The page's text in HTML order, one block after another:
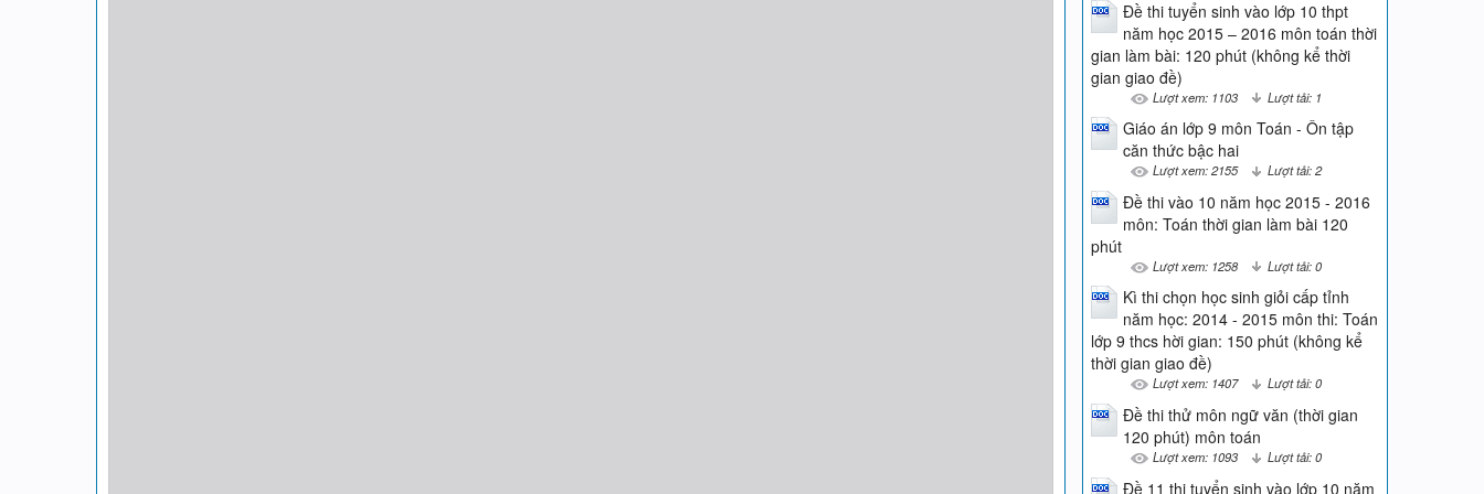
Đề thi tuyển sinh vào lớp 10 thpt
năm học 2015 – 2016 môn toán thời
gian làm bài: 120 phút (không kể thời
gian giao đề)
Lượt xem: 1103 Lượt tải: 1
Giáo án lớp 9 môn Toán - Ôn tập
căn thức bậc hai
Lượt xem: 2155 Lượt tải: 2
Đề thi vào 10 năm học 2015 - 2016
môn: Toán thời gian làm bài 120
phút
Lượt xem: 1258 Lượt tải: 0
Kì thi chọn học sinh giỏi cấp tỉnh
năm học: 2014 - 2015 môn thi: Toán
lớp 9 thcs hời gian: 150 phút (không kể
thời gian giao đề)
Lượt xem: 1407 Lượt tải: 0
Đề thi thử môn ngữ văn (thời gian
120 phút) môn toán
Lượt xem: 1093 Lượt tải: 0
Đề 11 thi tuyển sinh vào lớp 10 năm